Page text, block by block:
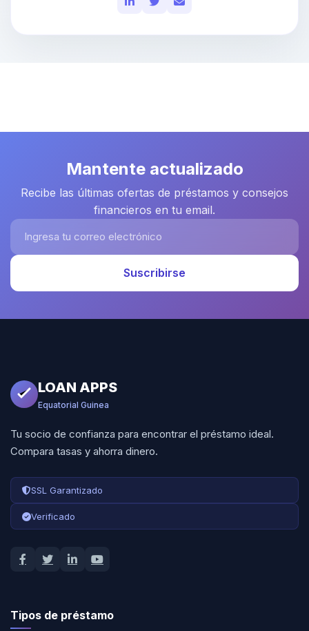
Mantente actualizado
Recibe las últimas ofertas de préstamos y consejos
financieros en tu email.
Ingresa tu correo electrónico
Suscribirse
LOAN APPS
Equatorial Guinea
Tu socio de confianza para encontrar el préstamo ideal.
Compara tasas y ahorra dinero.
SSL Garantizado
Verificado
Tipos de préstamo